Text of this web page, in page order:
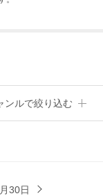
ンルで絞り込む
30日